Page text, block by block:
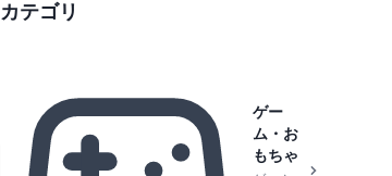
カテゴリ
ゲー
ム・お
もちゃ